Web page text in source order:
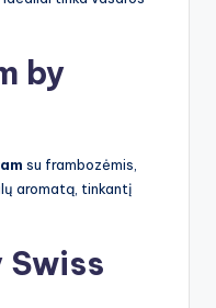
by
su frambozėmis,
aromatą, tinkantį
Swiss